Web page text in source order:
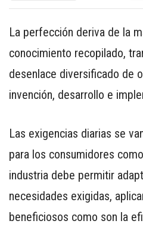
MEDIA KIT
ENGLISH
ESPAÑOL
SERVICIOS
CONTÁCTENOS
AYUDA
La perfección deriva de la
conocimiento recopilado,
desenlace diversificado de
invención, desarrollo e
Las exigencias diarias se
para los consumidores
industria debe permitir
necesidades exigidas,
beneficiosos como son la